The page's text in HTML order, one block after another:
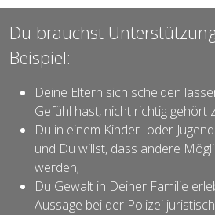
Du brauchst
Beispiel:
Deine Eltern sich scheiden
Gefühl hast, nicht richtig gehört
Du in einem Kinder- oder
und Du willst, dass andere
werden;
Du Gewalt in Deiner Familie
Aussage bei der Polizei